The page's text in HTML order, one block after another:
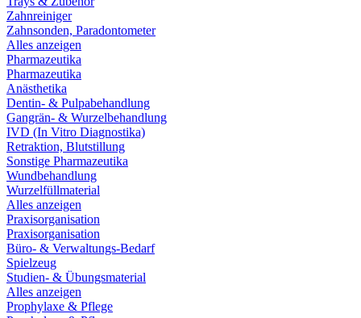
Zahnreiniger
Zahnsonden, Paradontometer
Alles anzeigen
Pharmazeutika
Pharmazeutika
Anästhetika
Dentin- & Pulpabehandlung
Gangrän- & Wurzelbehandlung
IVD (In Vitro Diagnostika)
Retraktion, Blutstillung
Sonstige Pharmazeutika
Wundbehandlung
Wurzelfüllmaterial
Alles anzeigen
Praxisorganisation
Praxisorganisation
Büro- & Verwaltungs-Bedarf
Spielzeug
Studien- & Übungsmaterial
Alles anzeigen
Prophylaxe & Pflege